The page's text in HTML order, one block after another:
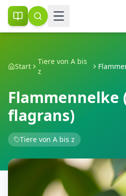
Start
Tiere von A bis
z
Flammennelke
flagrans)
Tiere von A bis z